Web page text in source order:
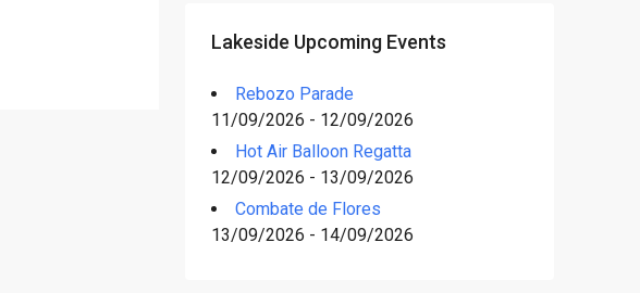
Lakeside Upcoming Events
Rebozo Parade
11/09/2026 - 12/09/2026
Hot Air Balloon Regatta
12/09/2026 - 13/09/2026
Combate de Flores
13/09/2026 - 14/09/2026